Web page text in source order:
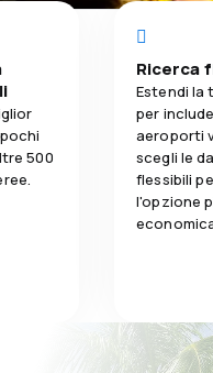
500
Ricerca
Estendi la
per
aeroporti
scegli le
flessibili
l'opzione